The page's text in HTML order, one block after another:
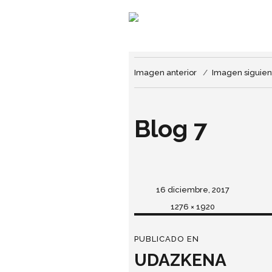
Imagen anterior Imagen
Blog 7
Publicado
16 diciembre, 2017
Tamaño
1276 × 1920
de
entradas
PUBLICADO EN
UDAZKENA